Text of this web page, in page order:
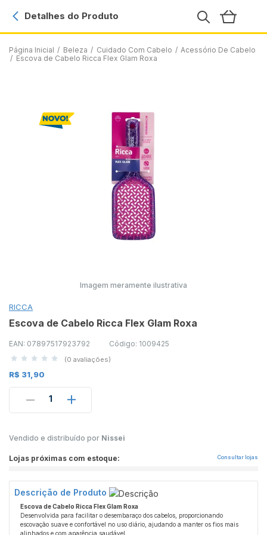
Página Inicial / Beleza / Cuidado Com Cabelo / Acessório De Cabelo
/ Escova de Cabelo Ricca Flex Glam Roxa
Detalhes do Produto
Imagem meramente ilustrativa
RICCA
Escova de Cabelo Ricca Flex Glam Roxa
EAN: 07897517923792 Código: 1009425
(0 avaliações)
R$ 31,90
1
Vendido e distribuído por Nissei
Lojas próximas com estoque: Consultar lojas
Descrição de Produto
Escova de Cabelo Ricca Flex Glam Roxa
Desenvolvida para facilitar o desembaraço dos cabelos, proporcionando
escovação suave e confortável no uso diário, ajudando a manter os fios mais
alinhados e com aparência saudável.